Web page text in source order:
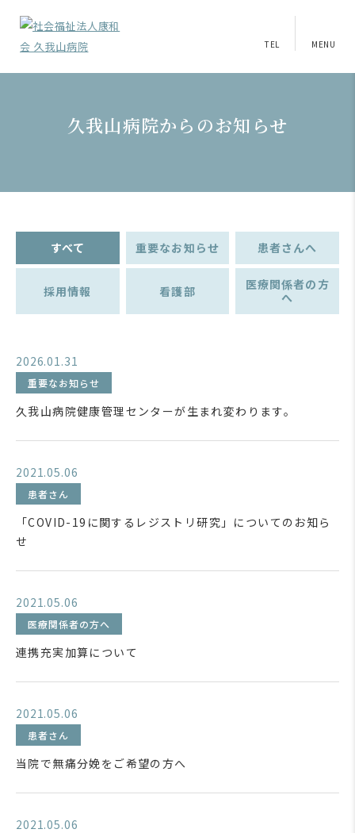
TEL MENU
久我山病院からのお知らせ
すべて 重要なお知らせ 患者さんへ
採用情報 看護部
医療関係者の方
へ
2026.01.31
重要なお知らせ
久我山病院健康管理センターが生まれ変わります。
2021.05.06
患者さん
「COVID-19に関するレジストリ研究」についてのお知ら
せ
2021.05.06
医療関係者の方へ
連携充実加算について
2021.05.06
患者さん
当院で無痛分娩をご希望の方へ
2021.05.06